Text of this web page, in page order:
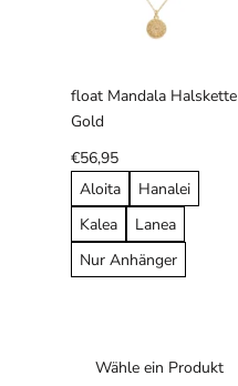
float Mandala Halskette
Gold
€56,95
Aloita
Hanalei
Kalea
Lanea
Nur Anhänger
Wähle ein Produkt